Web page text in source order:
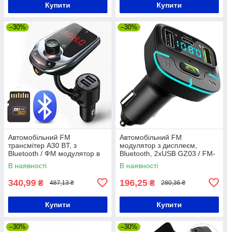
Купити Купити
–30%
Автомобільний FM
трансмітер A30 BT, з
Bluetooth / ФМ модулятор в
машину / Трансмітер в
прикурювач
В наявності
340,99 ₴ 487,13 ₴
Купити
–30%
Автомобільний FM
модулятор з дисплеєм,
Bluetooth, 2хUSB GZ03 / FM-
трансмітер в машину / ФМ
модулятор в авто
В наявності
196,25 ₴ 280,36 ₴
Купити
–30% –30%